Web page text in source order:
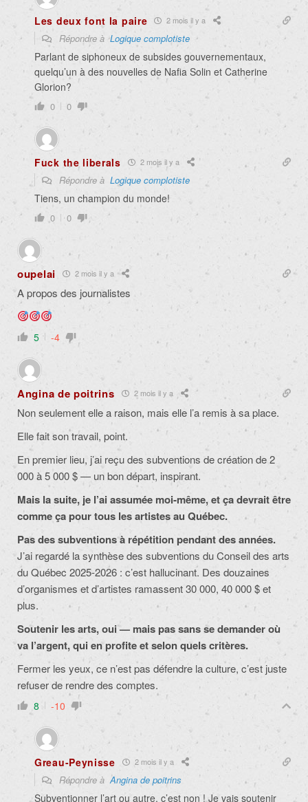
Les deux font la paire 2 mois il y a
Répondre àLogique complotiste
Parlant de siphoneux de subsides gouvernementaux,
quelqu’un à des nouvelles de Nafia Solin et Catherine
Glorion?
0 0
Fuck the liberals 2 mois il y a
Répondre à Logique complotiste
Tiens, un champion du monde!
0 0
oupelai 2 mois il y a
A propos des journalistes
5 -4
Angina de poitrins 2 mois il y a
Non seulement elle a raison, mais elle l’a remis à sa place.
Elle fait son travail, point.
En premier lieu, j’ai reçu des subventions de création de 2
000 à 5 000 $ — un bon départ, inspirant.
Mais la suite, je l’ai assumée moi‑même, et ça devrait être
comme ça pour tous les artistes au Québec.
Pas des subventions à répétition pendant des années.
J’ai regardé la synthèse des subventions du Conseil des arts
du Québec 2025‑2026 : c’est hallucinant. Des douzaines
d’organismes et d’artistes ramassent 30 000, 40 000 $ et
plus.
Soutenir les arts, oui — mais pas sans se demander où
va l’argent, qui en profite et selon quels critères.
Fermer les yeux, ce n’est pas défendre la culture, c’est juste
refuser de rendre des comptes.
8 -10
Greau-Peynisse 2 mois il y a
Répondre à Angina de poitrins
Subventionner l’art ou autre, c’est non ! Je vais soutenir